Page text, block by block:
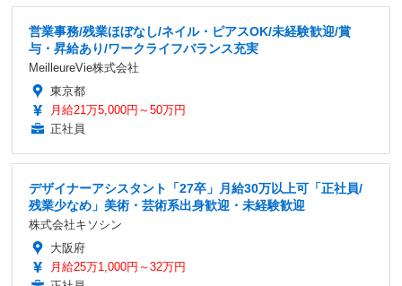
営業事務/残業ほぼなし/ネイル・ピアスOK/未経験歓迎/賞
与・昇給あり/ワークライフバランス充実
MeilleureVie株式会社
東京都
月給21万5,000円～50万円
正社員
デザイナーアシスタント「27卒」月給30万以上可「正社員/
残業少なめ」美術・芸術系出身歓迎・未経験歓迎
株式会社キソシン
大阪府
月給25万1,000円～32万円